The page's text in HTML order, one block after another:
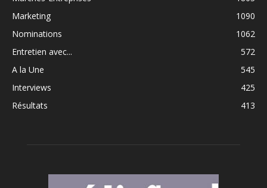
Marketing
1090
Nominations
1062
Entretien avec...
572
A la Une
545
Interviews
425
Résultats
413